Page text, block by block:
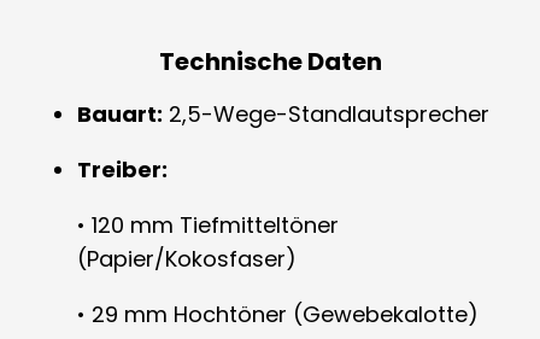
Technische Daten
Bauart: 2,5-Wege-Standlautsprecher
Treiber:
• 120 mm Tiefmitteltöner
(Papier/Kokosfaser)
• 29 mm Hochtöner (Gewebekalotte)